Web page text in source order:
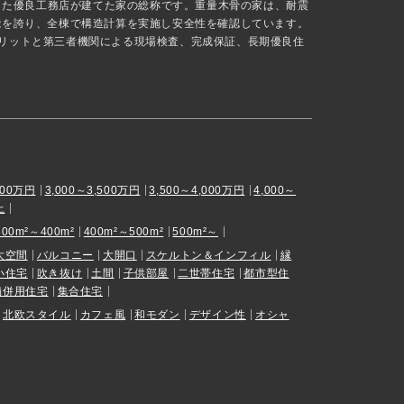
優良工務店が建てた家の総称です。重量木骨の家は、耐震
誇り、全棟で構造計算を実施し安全性を確認しています。
トと第三者機関による現場検査、完成保証、長期優良住
万円 3,000～3,500万円 3,500～4,000万円
4,000～
～400m²
400m²～500m²
500m²～
空間
バルコニー 大開口 スケルトン＆インフィル
縁
住宅
吹き抜け 土間 子供部屋 二世帯住宅
都市型住
併用住宅
集合住宅
北欧スタイル
カフェ風 和モダン デザイン性 オシャ